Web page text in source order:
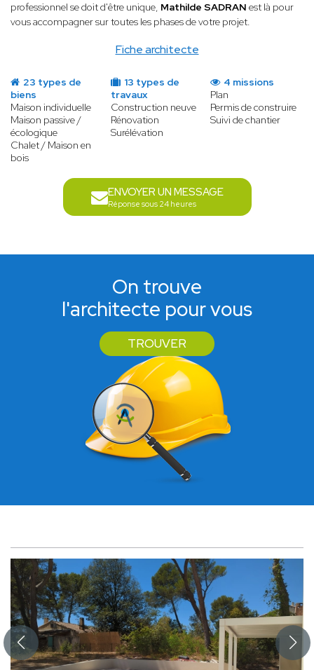
Fiche architecte
professionnel se doit d'être unique, Mathilde SADRAN est là pour
vous accompagner sur toutes les phases de votre projet.
23 types de
biens
Maison individuelle
Maison passive /
écologique
Chalet / Maison en
bois
13 types de
travaux
Construction neuve
Rénovation
Surélévation
4 missions
Plan
Permis de construire
Suivi de chantier
ENVOYER UN MESSAGE
Réponse sous 24 heures
On trouve
l'architecte pour vous
TROUVER